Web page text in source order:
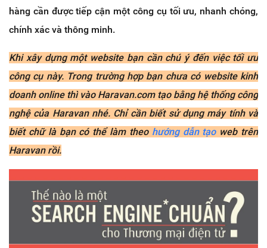
hàng cần được tiếp cận một công cụ tối ưu, nhanh chóng,
chính xác và thông minh.
Khi xây dựng một website bạn cần chú ý đến việc tối ưu
công cụ này. Trong trường hợp bạn chưa có website kinh
doanh online thì vào Haravan.com tạo bằng hệ thống công
nghệ của Haravan nhé. Chỉ cần biết sử dụng máy tính và
biết chữ là bạn có thể làm theo hướng dẫn tạoweb trên
Haravan rồi.